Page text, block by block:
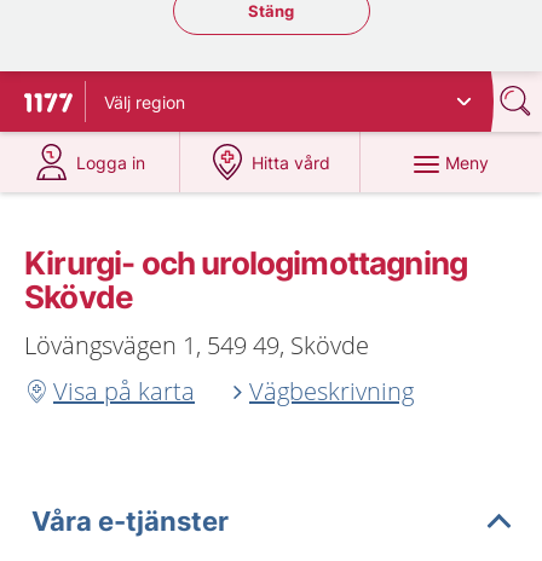
Stäng regionsväljaren
Stäng
Till startsidan för 1177
Välj region
Logga in
på 1177.se
Hitta vård
på 1177.se
Meny
Kirurgi- och urologimottagning
Skövde
Lövängsvägen 1, 549 49, Skövde
Visa på karta
Vägbeskrivning
Våra e-tjänster